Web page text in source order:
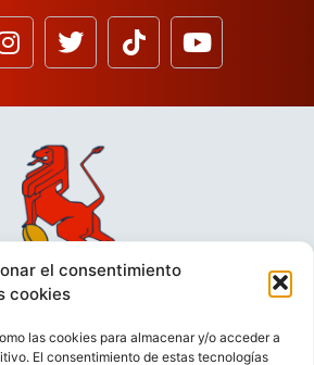
el consentimiento
cookies
las cookies para almacenar y/o acceder a
El consentimiento de estas tecnologías